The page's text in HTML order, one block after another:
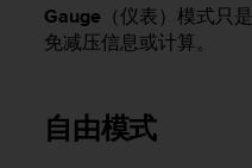
Gauge （仪表）模式只
免减压信息或计算。
自由模式